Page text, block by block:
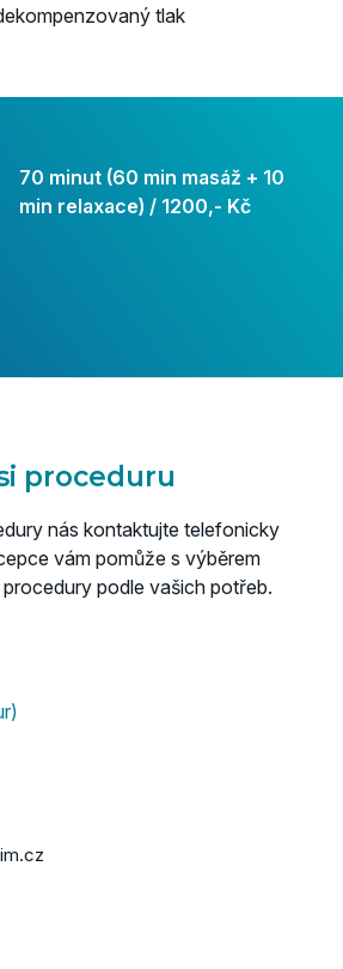
tlak
70 minut (60 min masáž + 10
min relaxace) / 1200,- Kč
proceduru
nás kontaktujte telefonicky
vám pomůže s výběrem
podle vašich potřeb.